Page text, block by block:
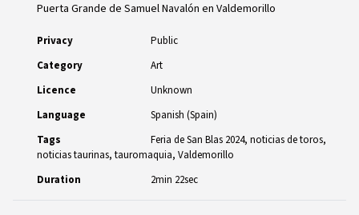
Puerta Grande de Samuel Navalón en Valdemorillo
Privacy
Public
Category
Art
Licence
Unknown
Language
Spanish (Spain)
Tags
Feria de San Blas 2024 noticias de toros
noticias taurinas tauromaquia Valdemorillo
Duration
2min 22sec